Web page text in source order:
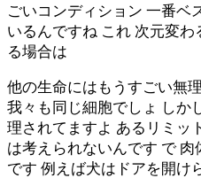
ごいコンディション 一番ベ
いるんですね これ 次元変わ
る場合は
他の生命にはもうすごい無
我々も同じ細胞でしょ しか
理されてますよ あるリミッ
は考えられないんです で
です 例えば犬はドアを開け